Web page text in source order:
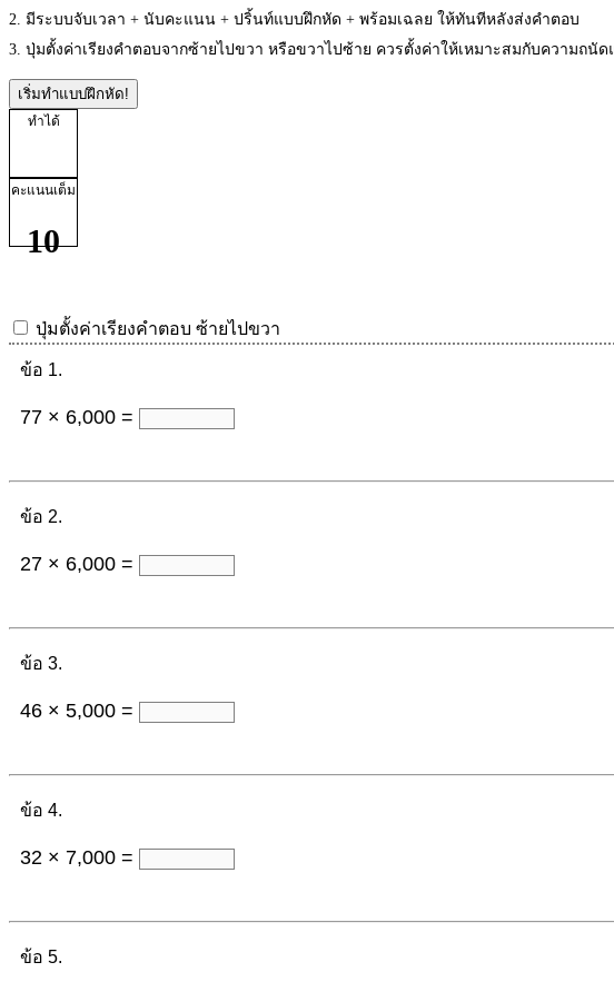
2. มีระบบจับเวลา + นับคะแนน + ปริ้นท์แบบฝึกหัด + พร้อมเฉลย ให้ทันทีหลังส่งคำตอบ
3. ปุ่มตั้งค่าเรียงคำตอบจากซ้ายไปขวา หรือขวาไปซ้าย ควรตั้งค่าให้เหมาะสมกับความถนัด
เริ่มทำแบบฝึกหัด!
ทำได้
คะแนนเต็ม
10
ปุ่มตั้งค่าเรียงคำตอบ ซ้ายไปขวา
ข้อ 1.
77 × 6,000 =
ข้อ 2.
27 × 6,000 =
ข้อ 3.
46 × 5,000 =
ข้อ 4.
32 × 7,000 =
ข้อ 5.